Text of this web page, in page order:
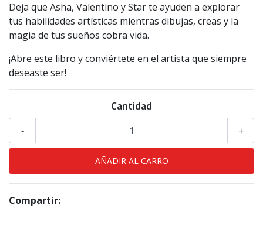
Deja que Asha, Valentino y Star te ayuden a explorar
tus habilidades artísticas mientras dibujas, creas y la
magia de tus sueños cobra vida.
¡Abre este libro y conviértete en el artista que siempre
deseaste ser!
Cantidad
+
-
Compartir: